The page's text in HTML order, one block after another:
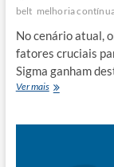
belt melhoria
No cenário atual,
fatores cruciais
Sigma ganham
Ver maisA